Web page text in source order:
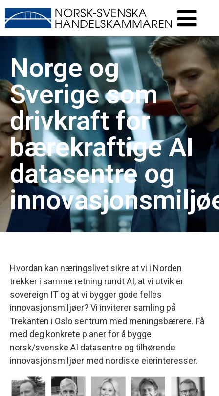
Norge og
Sverige som
drivkraft for
bærekraftige AI
datasentre og
Hvordan kan næringslivet sikre at vi i Norden
trekker i samme retning rundt AI, at vi utvikler
sovereign IT og at vi bygger gode felles
innovasjonsmiljøer? Vi inviterer samling på
Trekanten i Oslo sentrum med meningsbærere. Få
med deg konkrete planer for å bygge
norsk/svenske AI datasentre og tilhørende
innovasjonsmiljøer med nordiske eierinteresser.